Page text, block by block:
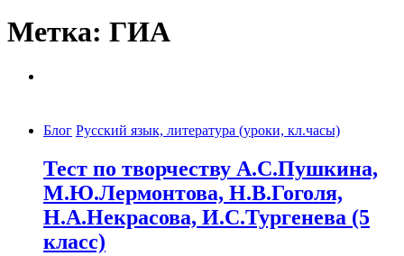
Метка: ГИА
Блог Русский язык, литература (уроки, кл.часы)
Тест по творчеству А.С.Пушкина,
М.Ю.Лермонтова, Н.В.Гоголя,
Н.А.Некрасова, И.С.Тургенева (5
класс)